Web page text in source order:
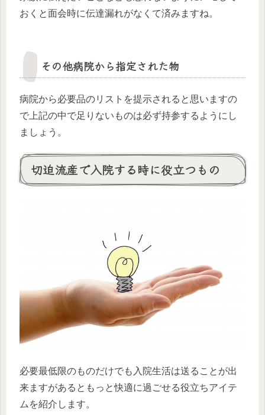
おくと面会時に伝達漏れがなくて済みますね。
その他病院から指定された物
病院から必要品のリストを提示されると思いますの
で上記の中で足りないものは必ず持参するようにし
ましょう。
切迫流産で入院する時に役立つもの
必要最低限のものだけでも入院生活は送ることが出
来ますがあるともっと快適に過ごせる役立ちアイテ
ムを紹介します。